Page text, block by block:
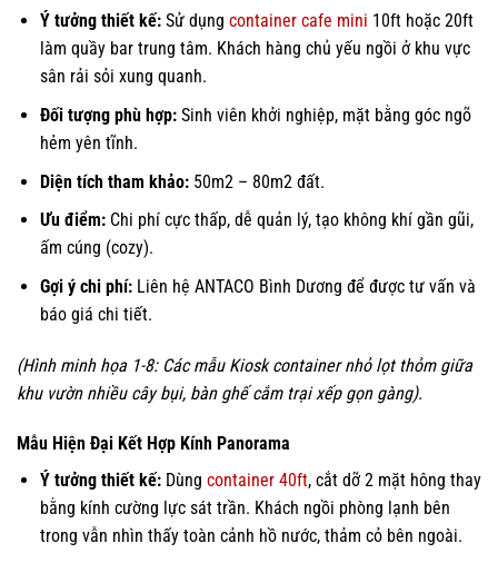
Ý tưởng thiết kế:Sử dụng container cafe mini 10ft hoặc 20ft
làm quầy bar trung tâm. Khách hàng chủ yếu ngồi ở khu vực
sân rải sỏi xung quanh.
Đối tượng phù hợp:Sinh viên khởi nghiệp, mặt bằng góc ngõ
hẻm yên tĩnh.
Diện tích tham khảo:50m2 – 80m2 đất.
Ưu điểm:Chi phí cực thấp, dễ quản lý, tạo không khí gần gũi,
ấm cúng (cozy).
Gợi ý chi phí:Liên hệ ANTACO Bình Dương để được tư vấn và
báo giá chi tiết.
(Hình minh họa 1-8: Các mẫu Kiosk container nhỏ lọt thỏm giữa
khu vườn nhiều cây bụi, bàn ghế cắm trại xếp gọn gàng).
Mẫu Hiện Đại Kết Hợp Kính Panorama
Ý tưởng thiết kế:Dùng container 40ft, cắt dỡ 2 mặt hông thay
bằng kính cường lực sát trần. Khách ngồi phòng lạnh bên
trong vẫn nhìn thấy toàn cảnh hồ nước, thảm cỏ bên ngoài.